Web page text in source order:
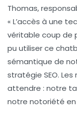
Thomas,
« L’accès à une
véritable coup de
pu utiliser ce
sémantique de
stratégie SEO.
attendre : notre
notre notoriété en